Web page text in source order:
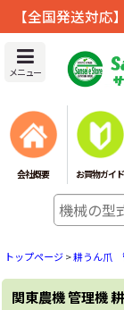
【全国発送対
メニュー
会社概要 お買物ガイド
トップページ>耕うん爪
関東農機 管理機